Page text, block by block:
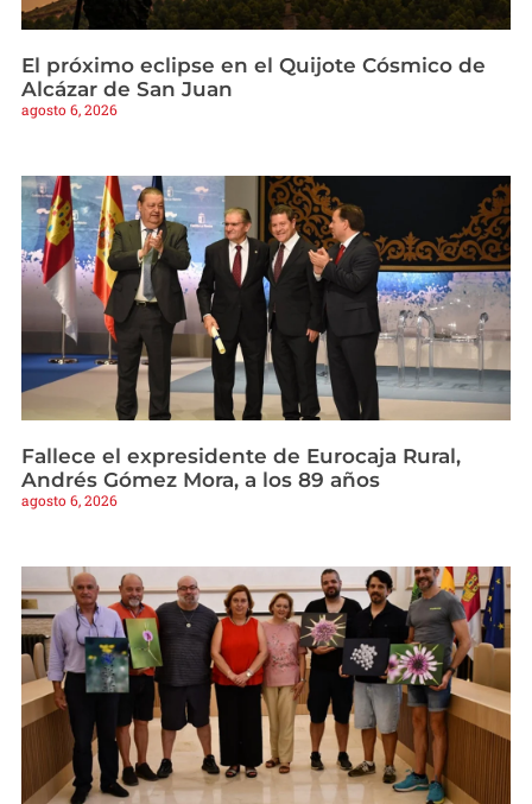
El próximo eclipse en el Quijote Cósmico de
Alcázar de San Juan
agosto 6, 2026
Fallece el expresidente de Eurocaja Rural,
Andrés Gómez Mora, a los 89 años
agosto 6, 2026